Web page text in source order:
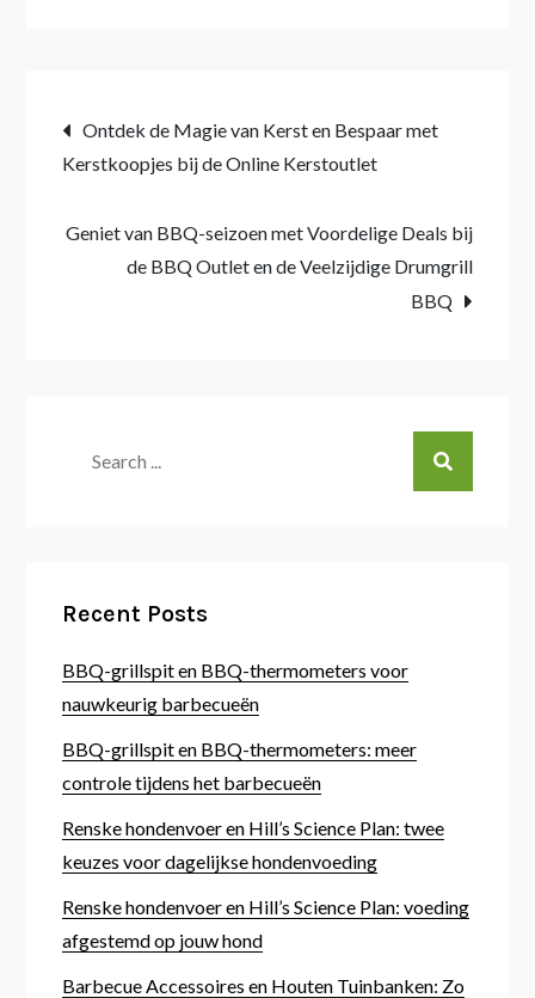
Post
navigation
Ontdek de Magie van Kerst en Bespaar met
Kerstkoopjes bij de Online Kerstoutlet
Geniet van BBQ-seizoen met Voordelige Deals bij
de BBQ Outlet en de Veelzijdige Drumgrill
BBQ
Recent Posts
BBQ-grillspit en BBQ-thermometers voor
nauwkeurig barbecueën
BBQ-grillspit en BBQ-thermometers: meer
controle tijdens het barbecueën
Renske hondenvoer en Hill’s Science Plan: twee
keuzes voor dagelijkse hondenvoeding
Renske hondenvoer en Hill’s Science Plan: voeding
afgestemd op jouw hond
Barbecue Accessoires en Houten Tuinbanken: Zo